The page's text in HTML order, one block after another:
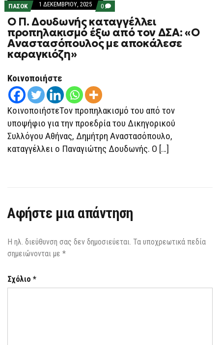
ΠΑΣΟΚ 1 ΔΕΚΕΜΒΡΊΟΥ, 2025 0 COMMENTS
ON
Ο
Π.
ΔΟΥΔΩΝΉΣ
ΚΑΤΑΓΓΈΛΛΕΙ
ΠΡΟΠΗΛΑΚΙΣΜΌ
ΑΠΟΚΆΛΕΣΕ
ΚΑΡΑΓΚΙΌΖΗ»
Ο Π. Δουδωνής καταγγέλλει
προπηλακισμό έξω από τον ΔΣΑ: «Ο
Αναστασόπουλος με αποκάλεσε
καραγκιόζη»
Κοινοποιήστε
ΚοινοποιήστεΤον προπηλακισμό του από τον
υποψήφιο για την προεδρία του Δικηγορικού
Συλλόγου Αθήνας, Δημήτρη Αναστασόπουλο,
καταγγέλλει ο Παναγιώτης Δουδωνής. Ο […]
Αφήστε μια απάντηση
Η ηλ. διεύθυνση σας δεν δημοσιεύεται. Τα υποχρεωτικά πεδία
σημειώνονται με *
Σχόλιο *